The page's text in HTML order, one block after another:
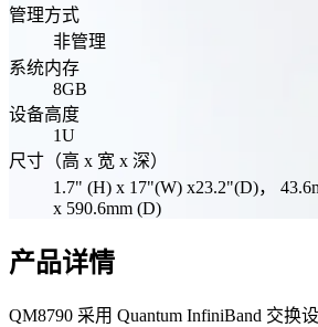
管理方式
非管理
系统内存
8GB
设备高度
1U
尺寸（高 x 宽 x 深）
1.7" (H) x 17"(W) x23.2"(D)，
x 590.6mm (D)
产品详情
QM8790 采用 Quantum InfiniBand 交换